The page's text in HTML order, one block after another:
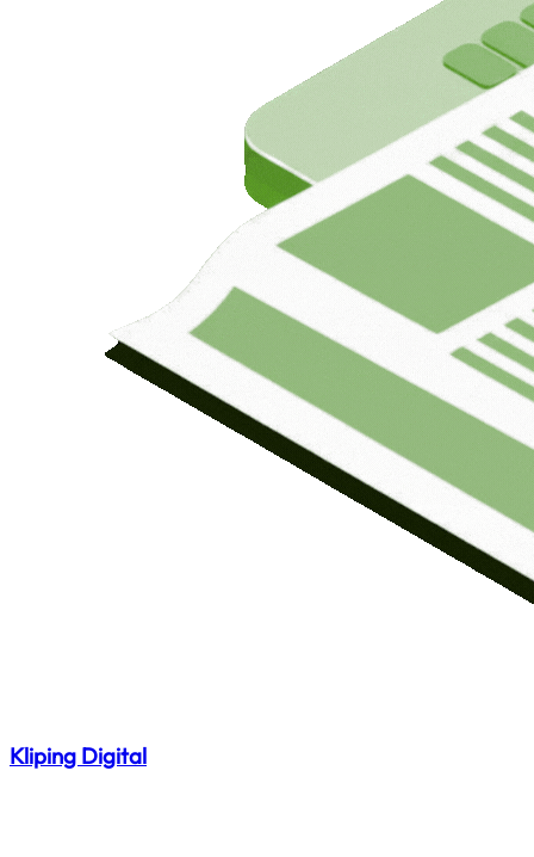
Kliping Digital